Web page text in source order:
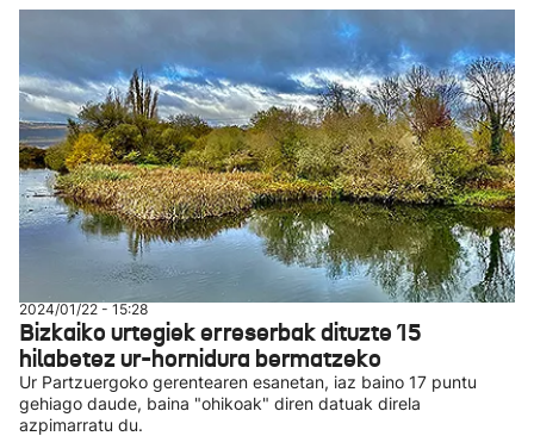
2024/01/22 - 15:28
Bizkaiko urtegiek erreserbak dituzte 15
hilabetez ur-hornidura bermatzeko
Ur Partzuergoko gerentearen esanetan, iaz baino 17 puntu
gehiago daude, baina "ohikoak" diren datuak direla
azpimarratu du.